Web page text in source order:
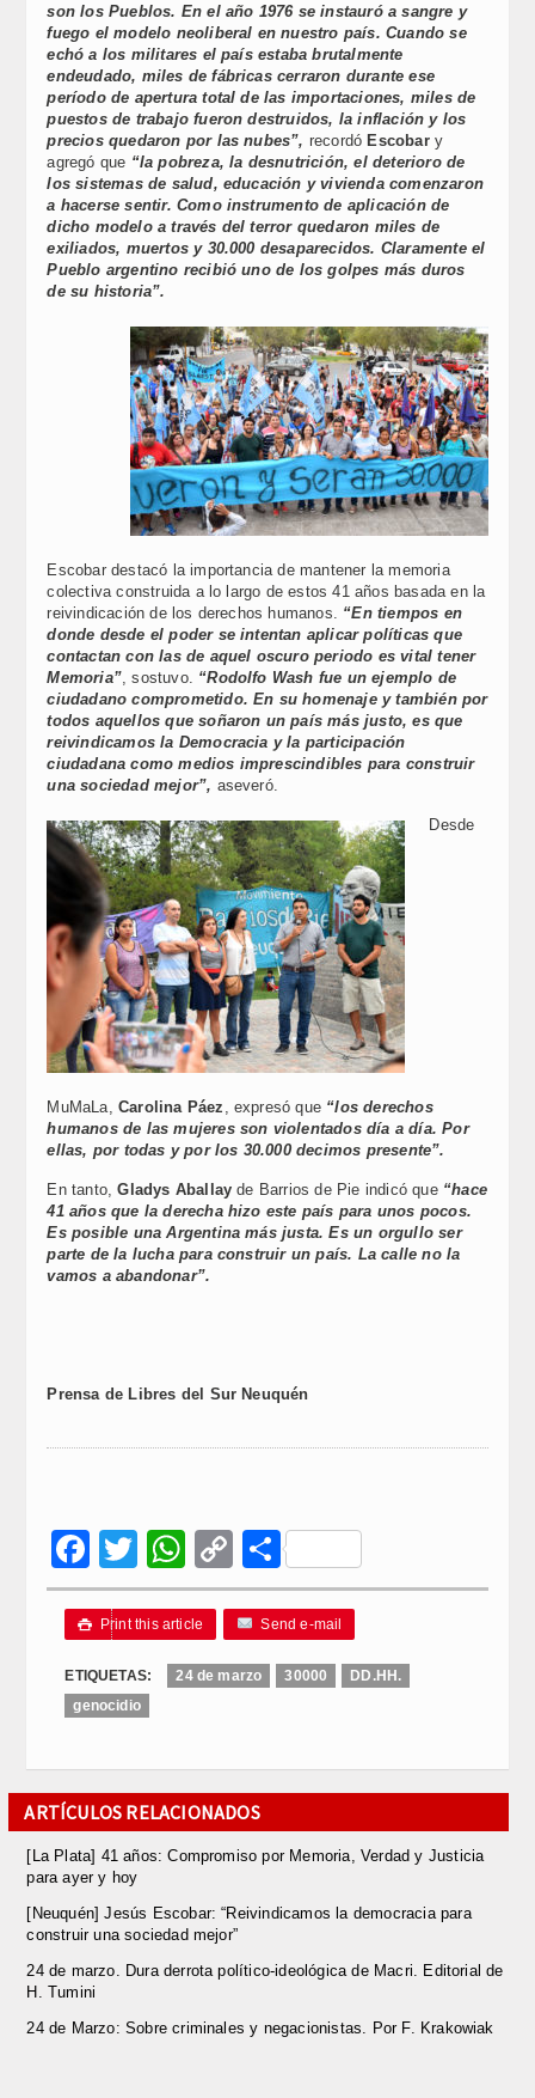
son los Pueblos. En el año 1976 se instauró a sangre y
fuego el modelo neoliberal en nuestro país. Cuando se
echó a los militares el país estaba brutalmente
endeudado, miles de fábricas cerraron durante ese
período de apertura total de las importaciones, miles de
puestos de trabajo fueron destruidos, la inflación y los
precios quedaron por las nubes”, recordóEscobary
agregó que “la pobreza, la desnutrición, el deterioro de
los sistemas de salud, educación y vivienda comenzaron
a hacerse sentir. Como instrumento de aplicación de
dicho modelo a través del terror quedaron miles de
exiliados, muertos y 30.000 desaparecidos. Claramente el
Pueblo argentino recibió uno de los golpes más duros
de su historia”.
Escobar destacó la importancia de mantener la memoria
colectiva construida a lo largo de estos 41 años basada en la
reivindicación de los derechos humanos. “En tiempos en
donde desde el poder se intentan aplicar políticas que
contactan con las de aquel oscuro periodo es vital tener
Memoria”, sostuvo. “Rodolfo Wash fue un ejemplo de
ciudadano comprometido. En su homenaje y también por
todos aquellos que soñaron un país más justo, es que
reivindicamos la Democracia y la participación
ciudadana como medios imprescindibles para construir
una sociedad mejor”, aseveró.
Desde
MuMaLa, Carolina Páez , expresó que “los derechos
humanos de las mujeres son violentados día a día. Por
ellas, por todas y por los 30.000 decimos presente”.
En tanto,Gladys Aballay de Barrios de Pie indicó que “hace
41 años que la derecha hizo este país para unos pocos.
Es posible una Argentina más justa. Es un orgullo ser
parte de la lucha para construir un país. La calle no la
vamos a abandonar”.
Prensa de Libres del Sur Neuquén
Facebook
Twitter
WhatsApp
Copy
Link
Compartir
 Print this article Send e-mail
ETIQUETAS: 24 de marzo 30000
DD.HH.
genocidio
ARTÍCULOS RELACIONADOS
[La Plata] 41 años: Compromiso por Memoria, Verdad y Justicia
para ayer y hoy
[Neuquén] Jesús Escobar: “Reivindicamos la democracia para
construir una sociedad mejor”
24 de marzo. Dura derrota político-ideológica de Macri. Editorial de
H. Tumini
24 de Marzo: Sobre criminales y negacionistas. Por F. Krakowiak